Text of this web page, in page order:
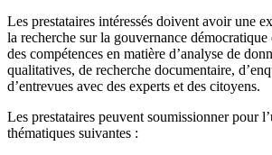
Les prestataires intéressés doivent avoir une
la recherche sur la gouvernance
des compétences en matière d’analyse de
qualitatives, de recherche documentaire,
d’entrevues avec des experts et des citoyens.
Les prestataires peuvent soumissionner pour
thématiques suivantes :